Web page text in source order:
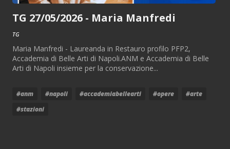
TG 27/05/2026 - Maria Manfredi
TG
Maria Manfredi - Laureanda in Restauro profilo PFP2,
Accademia di Belle Arti di Napoli.ANM e Accademia di Belle
Arti di Napoli insieme per la conservazione...
#anm #napoli #accademiabellearti #opere
#arte
#stazioni